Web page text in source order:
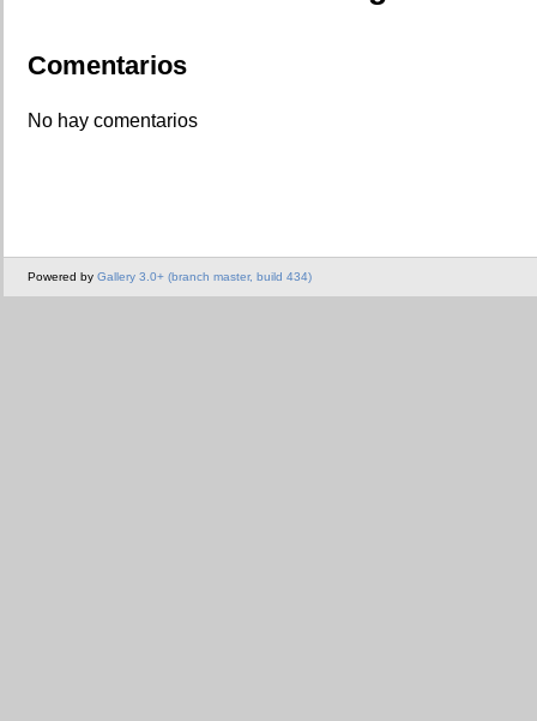
Comentarios
No hay comentarios
Powered by Gallery 3.0+ (branch master, build 434)